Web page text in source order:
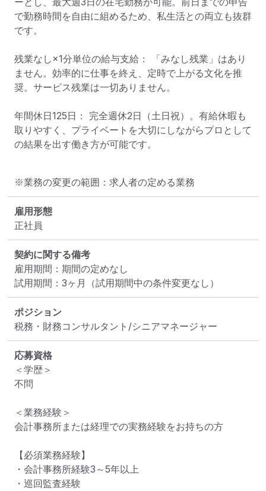
で勤務時間を自由に組めるため、私生活との両立も抜群
です。
残業なし×1分単位の給与支給： 「みなし残業」はあり
ません。効率的に仕事を終え、定時で上がる文化を推
奨。サービス残業は一切ありません。
年間休日125日： 完全週休2日（土日祝）。有給休暇も
取りやすく、プライベートを大切にしながらプロとして
の結果を出す働き方が可能です。
※業務の変更の範囲：求人者の定める業務
雇用形態
正社員
契約に関する備考
雇用期間：期間の定めなし
試用期間：3ヶ月（試用期間中の条件変更なし）
ポジション
税務・財務コンサルタント/シニアマネージャー
応募資格
＜学歴＞
不問
＜業務経験＞
会計事務所または経理での実務経験をお持ちの方
【必須業務経験】
・会計事務所経験3～5年以上
・巡回監査経験